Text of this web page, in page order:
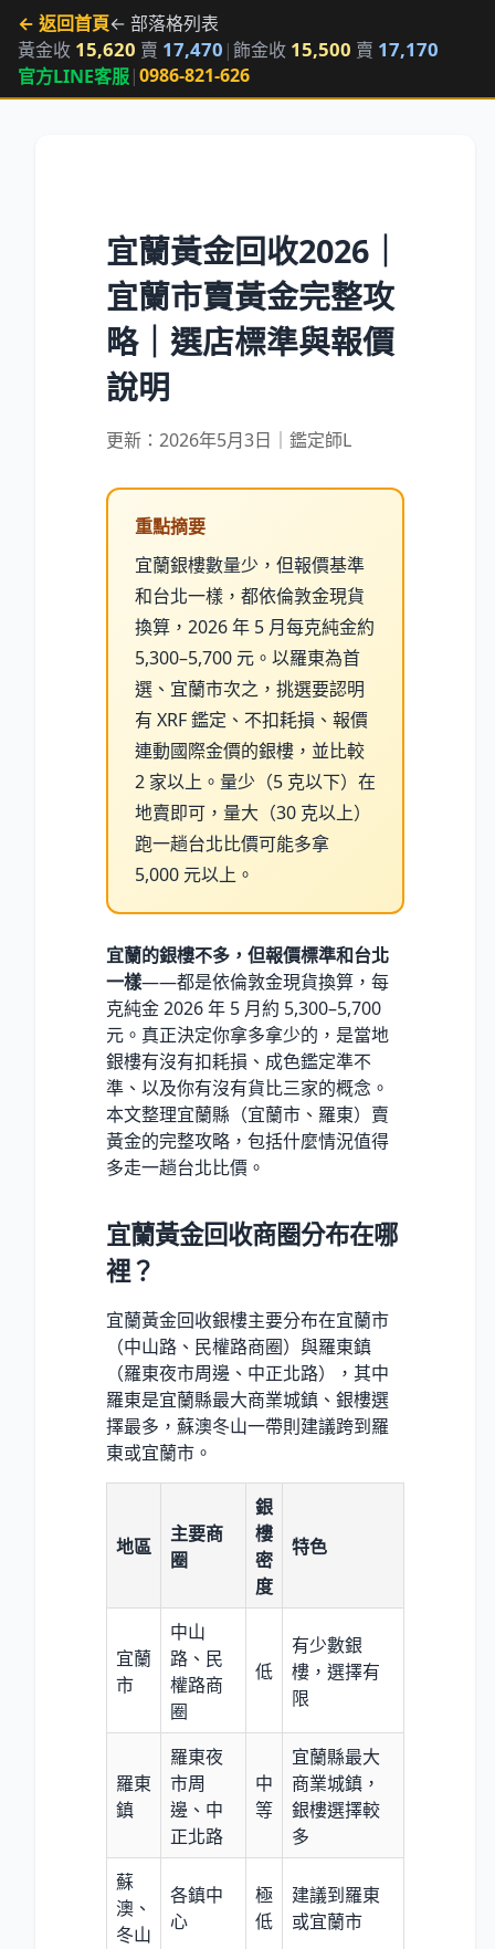
← 返回首頁← 部落格列表
黃金收 15,620 賣 17,470 |飾金收 15,500 賣 17,170
官方LINE客服|0986-821-626
宜蘭黃金回收2026｜
宜蘭市賣黃金完整攻
略｜選店標準與報價
說明
更新：2026年5月3日｜鑑定師L
重點摘要
宜蘭銀樓數量少，但報價基準
和台北一樣，都依倫敦金現貨
換算，2026 年 5 月每克純金約
5,300–5,700 元。以羅東為首
選、宜蘭市次之，挑選要認明
有 XRF 鑑定、不扣耗損、報價
連動國際金價的銀樓，並比較
2 家以上。量少（5 克以下）在
地賣即可，量大（30 克以上）
跑一趟台北比價可能多拿
5,000 元以上。
宜蘭的銀樓不多，但報價標準和台北
一樣——都是依倫敦金現貨換算，每
克純金 2026 年 5 月約 5,300–5,700
元。真正決定你拿多拿少的，是當地
銀樓有沒有扣耗損、成色鑑定準不
準、以及你有沒有貨比三家的概念。
本文整理宜蘭縣（宜蘭市、羅東）賣
黃金的完整攻略，包括什麼情況值得
多走一趟台北比價。
宜蘭黃金回收商圈分布在哪
裡？
宜蘭黃金回收銀樓主要分布在宜蘭市
（中山路、民權路商圈）與羅東鎮
（羅東夜市周邊、中正北路），其中
羅東是宜蘭縣最大商業城鎮、銀樓選
擇最多，蘇澳冬山一帶則建議跨到羅
東或宜蘭市。
地區
主要商
圈
銀
樓
密
度
特色
宜蘭
市
中山
路、民
權路商
圈
低
有少數銀
樓，選擇有
限
羅東
鎮
羅東夜
市周
邊、中
正北路
中
等
宜蘭縣最大
商業城鎮，
銀樓選擇較
多
蘇
澳、
冬山
各鎮中
心
極
低
建議到羅東
或宜蘭市